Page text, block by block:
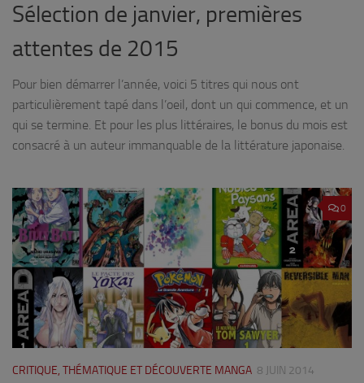
Sélection de janvier, premières
attentes de 2015
Pour bien démarrer l’année, voici 5 titres qui nous ont
particulièrement tapé dans l’oeil, dont un qui commence, et un
qui se termine. Et pour les plus littéraires, le bonus du mois est
consacré à un auteur immanquable de la littérature japonaise.
0
CRITIQUE, THÉMATIQUE ET DÉCOUVERTE MANGA 8 JUIN 2014